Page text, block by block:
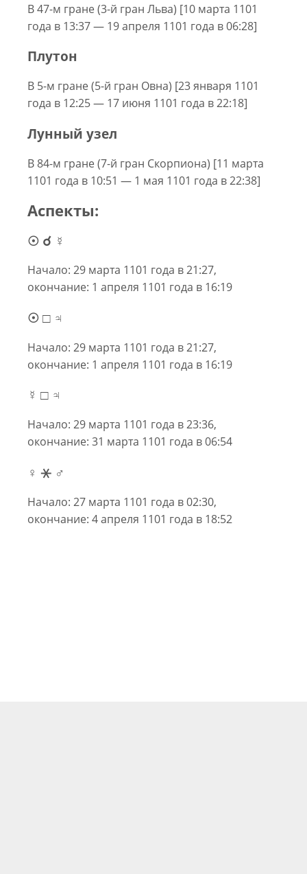
В 47-м гране (3-й гран Льва) [10 марта 1101
года в 13:37 — 19 апреля 1101 года в 06:28]
Плутон
В 5-м гране (5-й гран Овна) [23 января 1101
года в 12:25 — 17 июня 1101 года в 22:18]
Лунный узел
В 84-м гране (7-й гран Скорпиона) [11 марта
1101 года в 10:51 — 1 мая 1101 года в 22:38]
Аспекты:
☉ ☌ ☿
Начало: 29 марта 1101 года в 21:27,
окончание: 1 апреля 1101 года в 16:19
☉ □ ♃
Начало: 29 марта 1101 года в 21:27,
окончание: 1 апреля 1101 года в 16:19
☿ □ ♃
Начало: 29 марта 1101 года в 23:36,
окончание: 31 марта 1101 года в 06:54
♀ ⚹ ♂
Начало: 27 марта 1101 года в 02:30,
окончание: 4 апреля 1101 года в 18:52